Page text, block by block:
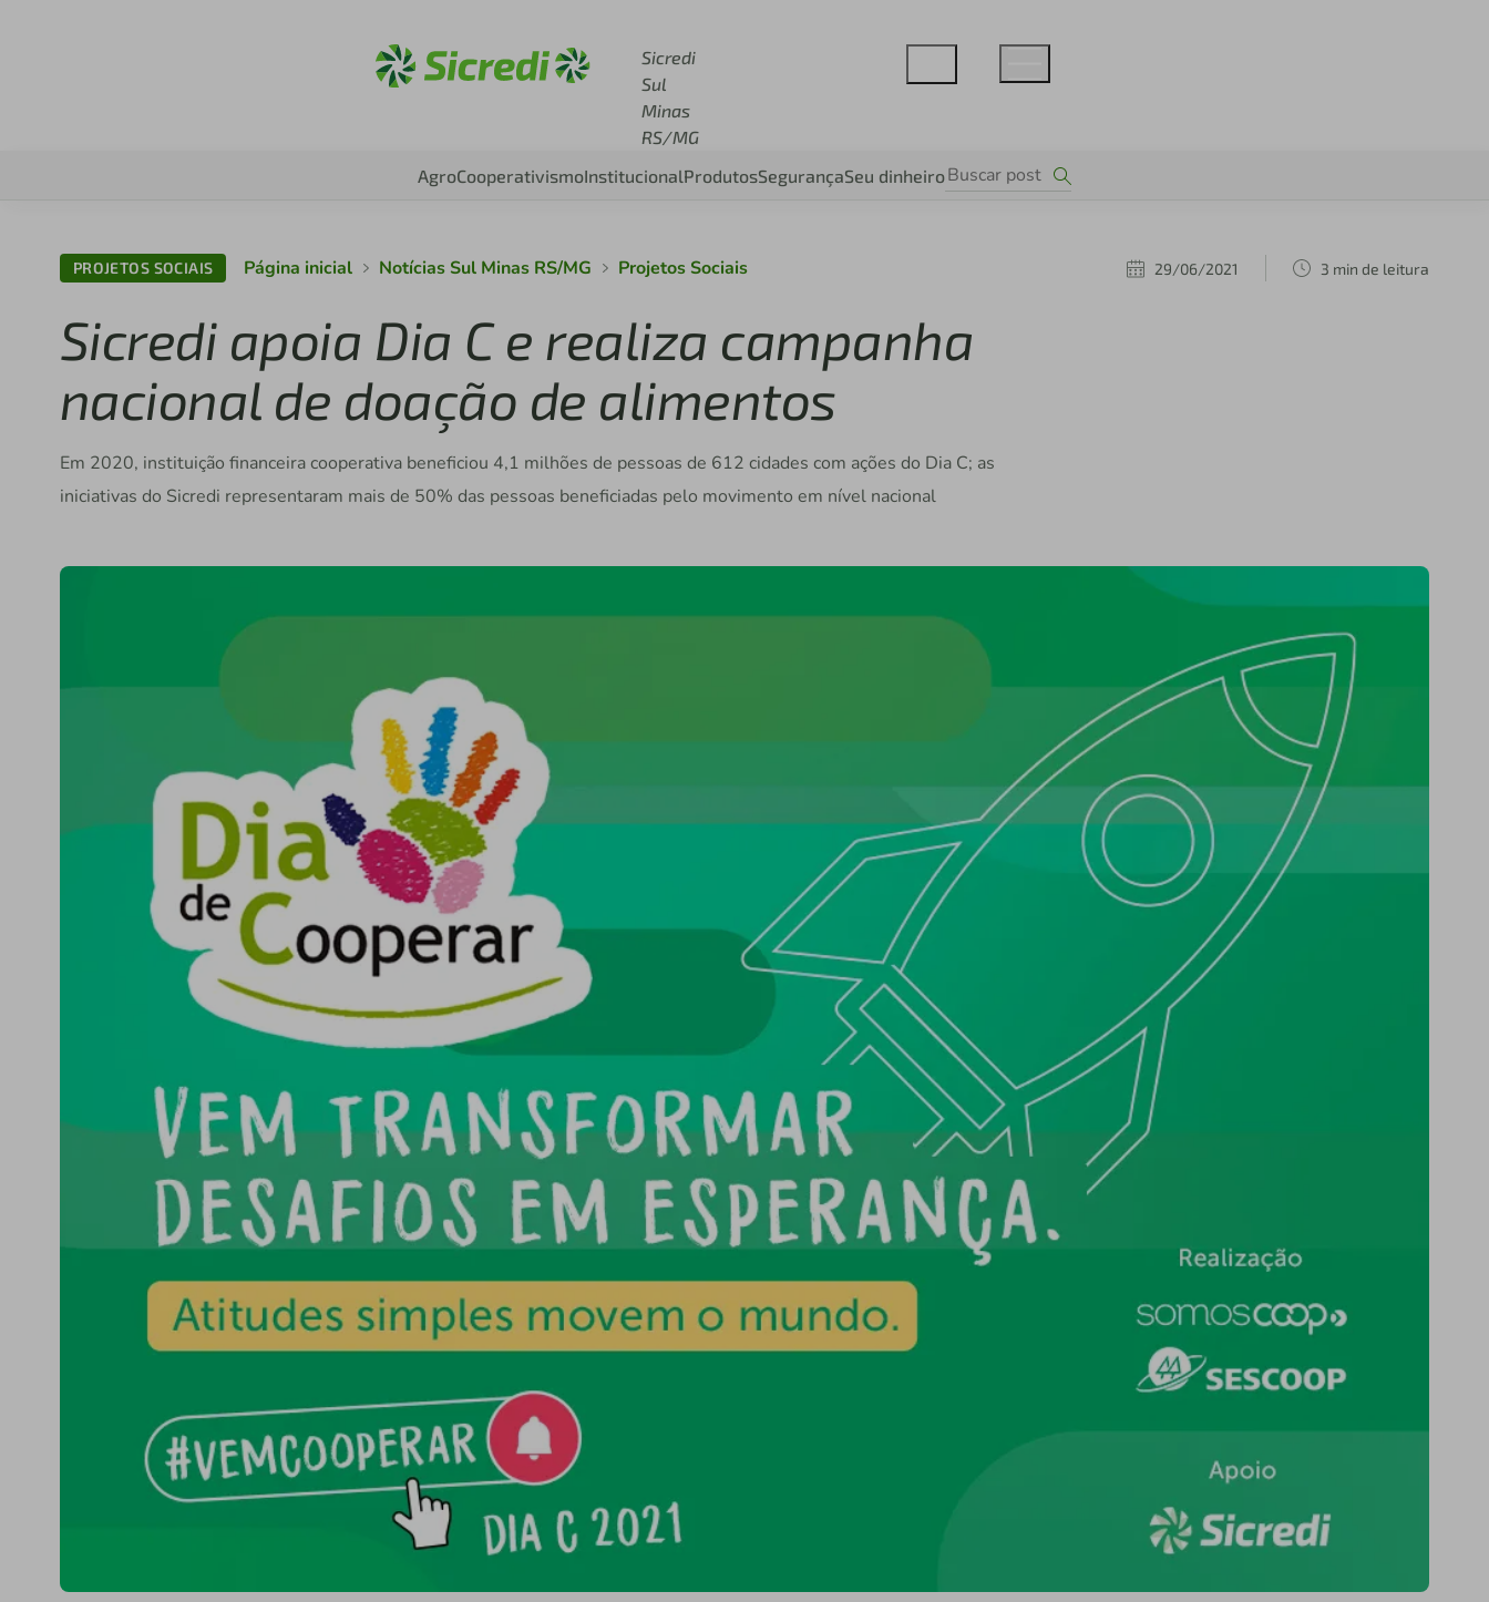
Sicredi
Sul
Minas
RS/MG
AgroCooperativismoInstitucionalProdutosSegurançaSeu dinheiro
PROJETOS SOCIAIS Página inicial Notícias Sul Minas RS/MG Projetos Sociais 29/06/2021 3 min de leitura
Sicredi apoia Dia C e realiza campanha
nacional de doação de alimentos
Em 2020, instituição financeira cooperativa beneficiou 4,1 milhões de pessoas de 612 cidades com ações do Dia C; as
iniciativas do Sicredi representaram mais de 50% das pessoas beneficiadas pelo movimento em nível nacional